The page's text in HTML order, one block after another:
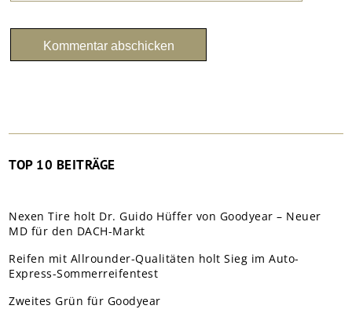
TOP 10 BEITRÄGE
Nexen Tire holt Dr. Guido Hüffer von Goodyear – Neuer
MD für den DACH-Markt
Reifen mit Allrounder-Qualitäten holt Sieg im Auto-
Express-Sommerreifentest
Zweites Grün für Goodyear